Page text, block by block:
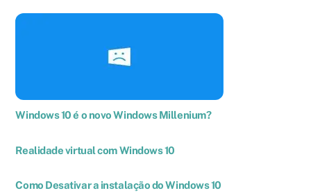
Windows 10 é o novo Windows Millenium?
Realidade virtual com Windows 10
Como Desativar a instalação do Windows 10